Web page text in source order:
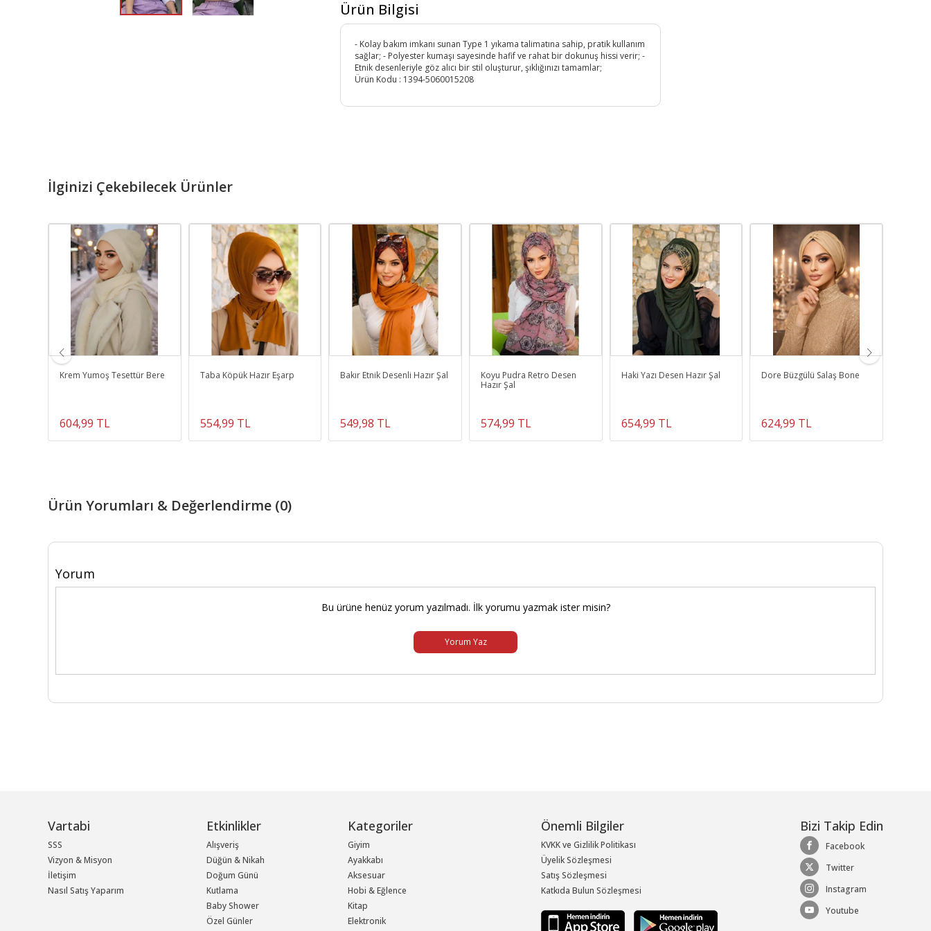
Ürün Bilgisi
- Kolay bakım imkanı sunan Type 1 yıkama talimatına sahip, pratik kullanım
sağlar; - Polyester kumaşı sayesinde hafif ve rahat bir dokunuş hissi verir; -
Etnik desenleriyle göz alıcı bir stil oluşturur, şıklığınızı tamamlar;
Ürün Kodu : 1394-5060015208
İlginizi Çekebilecek Ürünler
Krem Yumoş Tesettür Bere
604,99 TL
Taba Köpük Hazır Eşarp
554,99 TL
Bakır Etnik Desenli Hazır Şal
549,98 TL
Koyu Pudra Retro Desen
Hazır Şal
574,99 TL
Haki Yazı Desen Hazır Şal
654,99 TL
Dore Büzgülü Salaş Bone
624,99 TL
Ürün Yorumları & Değerlendirme (0)
Yorum
Bu ürüne henüz yorum yazılmadı. İlk yorumu yazmak ister misin?
Yorum Yaz
Vartabi
SSS
Vizyon & Misyon
İletişim
Nasıl Satış Yaparım
Etkinlikler
Alışveriş
Düğün & Nikah
Doğum Günü
Kutlama
Baby Shower
Özel Günler
Kategoriler
Giyim
Ayakkabı
Aksesuar
Hobi & Eğlence
Kitap
Elektronik
Önemli Bilgiler
KVKK ve Gizlilik Politikası
Üyelik Sözleşmesi
Satış Sözleşmesi
Katkıda Bulun Sözleşmesi
Bizi Takip Edin
Facebook
Twitter
Instagram
Youtube